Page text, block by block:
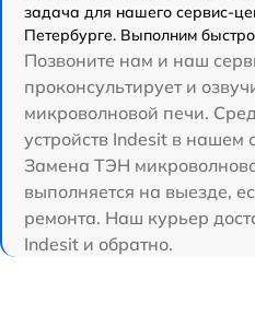
задача для нашего сервис-
Петербурге. Выполним
Позвоните нам и наш
проконсультирует и
микроволновой печи.
устройств Indesit в нашем
Замена ТЭН
выполняется на выезде,
ремонта. Наш курьер
Indesit и обратно.